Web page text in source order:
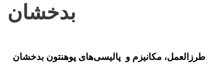
بدخشان
طرزالعمل، مکانیزم و پالیسی‌های پوهنتون بدخشان